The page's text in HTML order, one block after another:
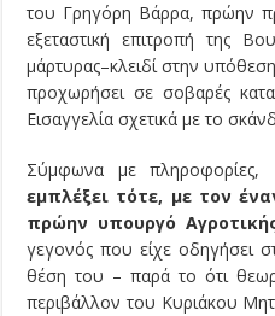
του Γρηγόρη Βάρρα, πρώην
εξεταστική επιτροπή της
μάρτυρας–κλειδί στην
προχωρήσει σε σοβαρές
Εισαγγελία σχετικά με το
Σύμφωνα με πληροφορίες,
εμπλέξει τότε, με τον
πρώην υπουργό
γεγονός που είχε οδηγήσει
θέση του – παρά το ότι
περιβάλλον του Κυριάκου